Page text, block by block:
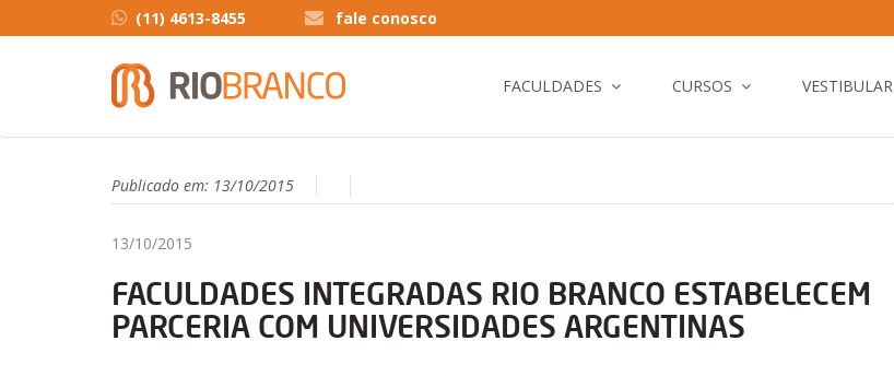
(11) 4613-8455 fale conosco
FACULDADES CURSOS VESTIBULAR
Publicado em: 13/10/2015
13/10/2015
FACULDADES INTEGRADAS RIO BRANCO ESTABELECEM
PARCERIA COM UNIVERSIDADES ARGENTINAS